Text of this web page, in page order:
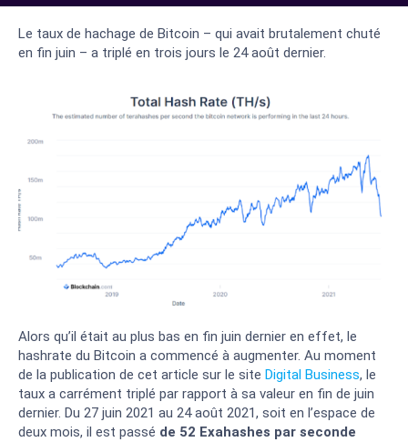
Le taux de hachage de Bitcoin – qui avait brutalement chuté
en fin juin – a triplé en trois jours le 24 août dernier.
Alors qu’il était au plus bas en fin juin dernier en effet, le
hashrate du Bitcoin a commencé à augmenter. Au moment
de la publication de cet article sur le site Digital Business, le
taux a carrément triplé par rapport à sa valeur en fin de juin
dernier. Du 27 juin 2021 au 24 août 2021, soit en l’espace de
deux mois, il est passé de 52 Exahashes par seconde